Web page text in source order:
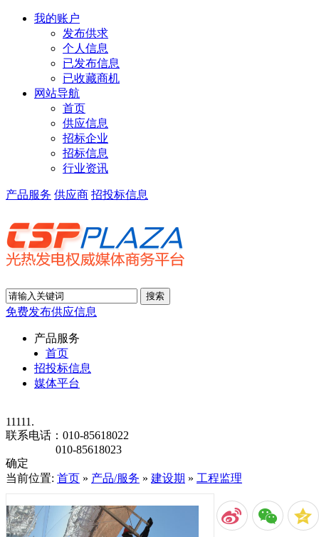
我的账户
发布供求
个人信息
已发布信息
已收藏商机
网站导航
首页
供应信息
招标企业
招标信息
行业资讯
产品服务 供应商 招投标信息
免费发布供应信息
产品服务
首页
招投标信息
媒体平台
11111.
联系电话： 010-85618022
010-85618023
确定
当前位置: 首页 » 产品/服务 » 建设期 » 工程监理